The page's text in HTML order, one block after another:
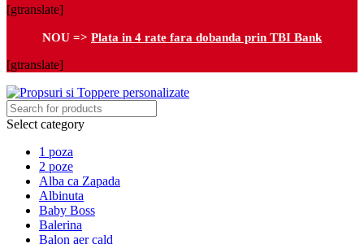
[gtranslate]
NOU => Plata in 4 rate fara dobanda prin TBI Bank
[gtranslate]
Select category
1 poza
2 poze
Alba ca Zapada
Albinuta
Baby Boss
Balerina
Balon aer cald